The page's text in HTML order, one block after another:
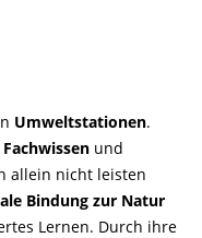
Umweltstationen.
Fachwissen und
allein nicht leisten
Bindung zur Natur
Lernen. Durch ihre